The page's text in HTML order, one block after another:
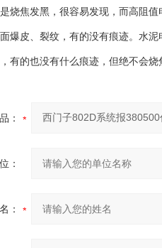
烧焦发黑，很容易发现，而高阻
爆皮、裂纹，有的没有痕迹。水
有的也没有什么痕迹，但绝不会
：
：
：